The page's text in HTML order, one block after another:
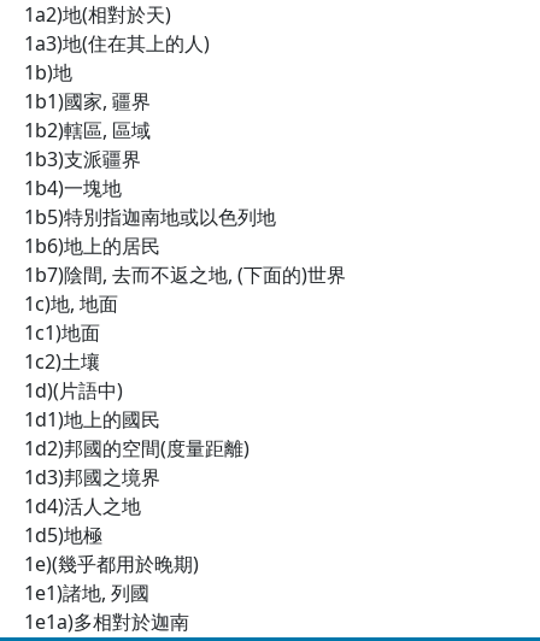
1a2)地(相對於天)
1a3)地(住在其上的人)
1b)地
1b1)國家, 疆界
1b2)轄區, 區域
1b3)支派疆界
1b4)一塊地
1b5)特別指迦南地或以色列地
1b6)地上的居民
1b7)陰間, 去而不返之地, (下面的)世界
1c)地, 地面
1c1)地面
1c2)土壤
1d)(片語中)
1d1)地上的國民
1d2)邦國的空間(度量距離)
1d3)邦國之境界
1d4)活人之地
1d5)地極
1e)(幾乎都用於晚期)
1e1)諸地, 列國
1e1a)多相對於迦南